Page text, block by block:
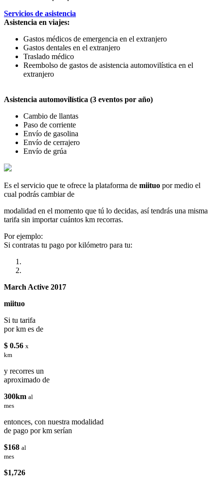
Servicios de asistencia
Asistencia en viajes:
Gastos médicos de emergencia en el extranjero
Gastos dentales en el extranjero
Traslado médico
Reembolso de gastos de asistencia automovilística en el
extranjero
Asistencia automovilística (3 eventos por año)
Cambio de llantas
Paso de corriente
Envío de gasolina
Envío de cerrajero
Envío de grúa
Es el servicio que te ofrece la plataforma de miituo por medio el
cual podrás cambiar de
modalidad en el momento que tú lo decidas, así tendrás una misma
tarifa sin importar cuántos km recorras.
Por ejemplo:
Si contratas tu pago por kilómetro para tu:
March Active 2017
miituo
Si tu tarifa
por km es de
$ 0.56 x
km
y recorres un
aproximado de
300km al
mes
entonces, con nuestra modalidad
de pago por km serían
$168 al
mes
$1,726